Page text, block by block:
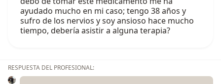
ayudado mucho en mi caso; tengo 38 años y
sufro de los nervios y soy ansioso hace mucho
tiempo, debería asistir a alguna terapia?
RESPUESTA DEL PROFESIONAL: